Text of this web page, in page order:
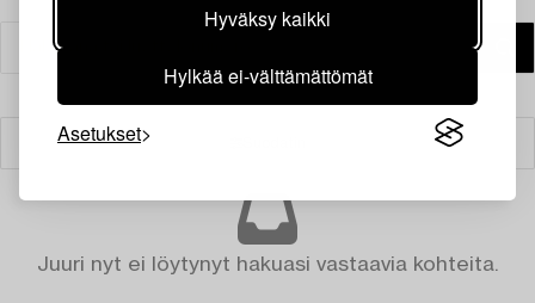
Hyväksy kaikki
Hylkää ei-välttämättömät
Asetukset
Juuri nyt ei löytynyt hakuasi vastaavia kohteita.